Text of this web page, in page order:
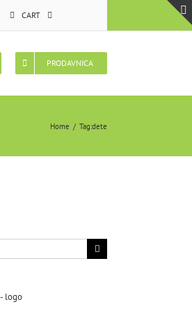
CART
PRODAVNICA
Home Tag:dete